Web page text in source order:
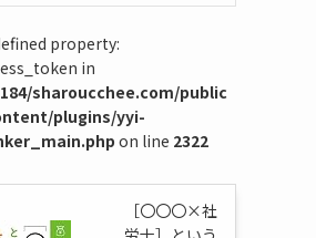
property:
in
sharoucchee.com/public
plugins/yyi-
on line 2322
［〇〇〇×社